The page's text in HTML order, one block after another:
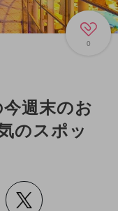
0
今週末のお
のスポッ